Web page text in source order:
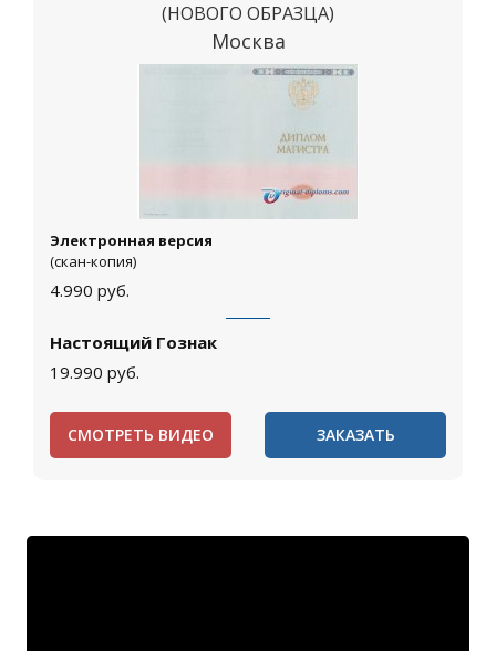
(НОВОГО ОБРАЗЦА)
Москва
Электронная версия
(скан-копия)
4.990 руб.
Настоящий Гознак
19.990 руб.
СМОТРЕТЬ ВИДЕО ЗАКАЗАТЬ